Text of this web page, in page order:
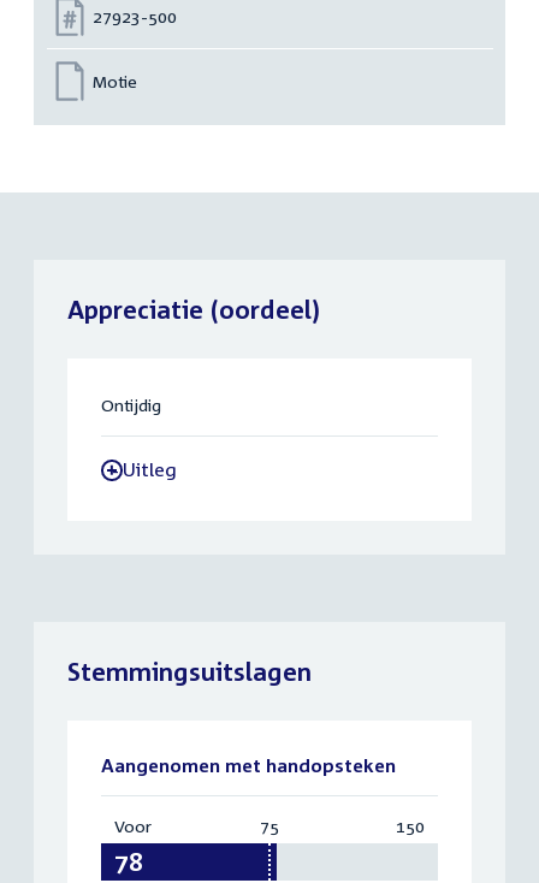
Nummer:
27923-500
Motie
Appreciatie (oordeel)
Ontijdig
-Uitleg
Stemmingsuitslagen
Aangenomen met handopsteken
Voor:
75 150